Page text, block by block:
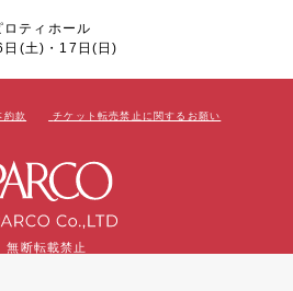
ロティホール
(土)・17日(日)
約款 チケット転売禁止に関するお願い
無断転載禁止